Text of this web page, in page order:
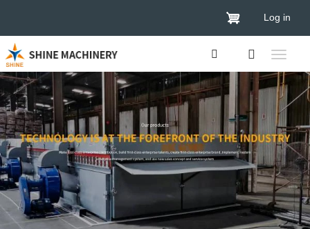
Log in